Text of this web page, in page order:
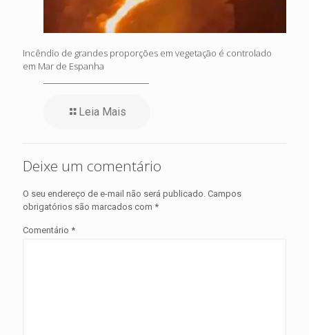
Incêndio de grandes proporções em vegetação é controlado
em Mar de Espanha
Leia Mais
Deixe um comentário
O seu endereço de e-mail não será publicado. Campos
obrigatórios são marcados com *
Comentário *